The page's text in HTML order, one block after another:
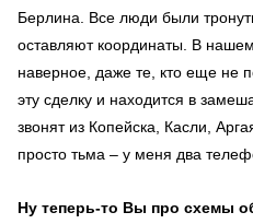
Берлина. Все люди были
оставляют координаты. В
наверное, даже те, кто еще не
эту сделку и находится в
звонят из Копейска, Касли,
просто тьма – у меня два
Ну теперь-то Вы про схемы